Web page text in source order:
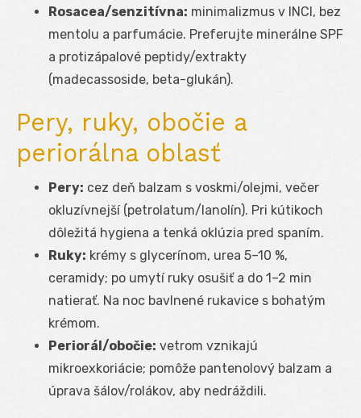
Rosacea/senzitívna: minimalizmus v INCI, bez
mentolu a parfumácie. Preferujte minerálne SPF
a protizápalové peptidy/extrakty
(madecassoside, beta-glukán).
Pery, ruky, obočie a
periorálna oblasť
Pery: cez deň balzam s voskmi/olejmi, večer
okluzívnejší (petrolatum/lanolín). Pri kútikoch
dôležitá hygiena a tenká oklúzia pred spaním.
Ruky: krémy s glycerínom, urea 5–10 %,
ceramidy; po umytí ruky osušiť a do 1–2 min
natierať. Na noc bavlnené rukavice s bohatým
krémom.
Periorál/obočie: vetrom vznikajú
mikroexkoriácie; pomôže pantenolový balzam a
úprava šálov/rolákov, aby nedráždili.